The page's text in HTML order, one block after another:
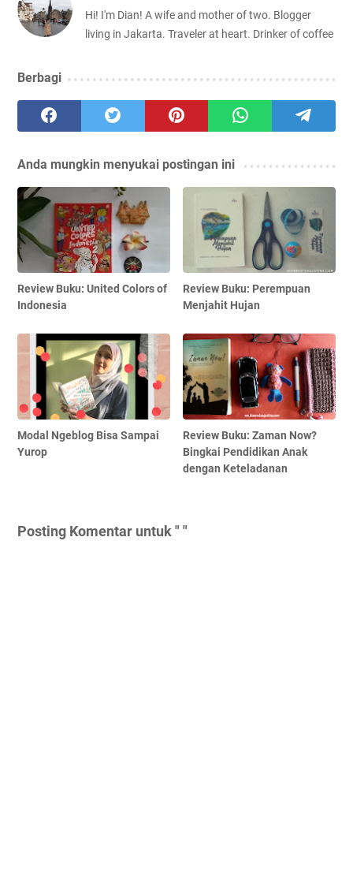
Hi! I'm Dian! A wife and mother of two. Blogger
living in Jakarta. Traveler at heart. Drinker of coffee
Berbagi
Anda mungkin menyukai postingan ini
Review Buku: United Colors of
Indonesia
Review Buku: Perempuan
Menjahit Hujan
Modal Ngeblog Bisa Sampai
Yurop
Review Buku: Zaman Now?
Bingkai Pendidikan Anak
dengan Keteladanan
Posting Komentar untuk " "